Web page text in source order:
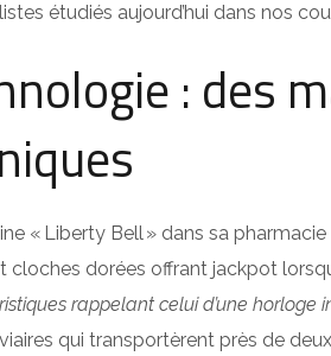
étudiés aujourd’hui dans nos
: des
« Liberty Bell » dans sa
dorées offrant jackpot
rappelant celui d’une horloge
qui transportèrent près de